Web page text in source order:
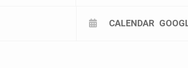
CALENDAR